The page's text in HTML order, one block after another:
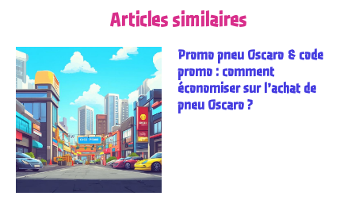
Articles similaires
Promo pneu Oscaro & code
promo : comment
économiser sur l’achat de
pneu Oscaro ?